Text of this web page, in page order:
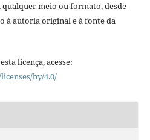
meio ou formato, desde
à autoria original e à fonte da
licença, acesse:
by/4.0/